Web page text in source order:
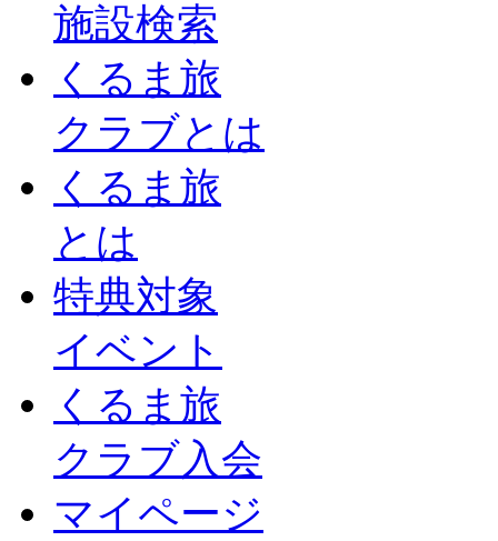
施設検索
くるま旅
クラブとは
くるま旅
とは
特典対象
イベント
くるま旅
クラブ入会
マイページ